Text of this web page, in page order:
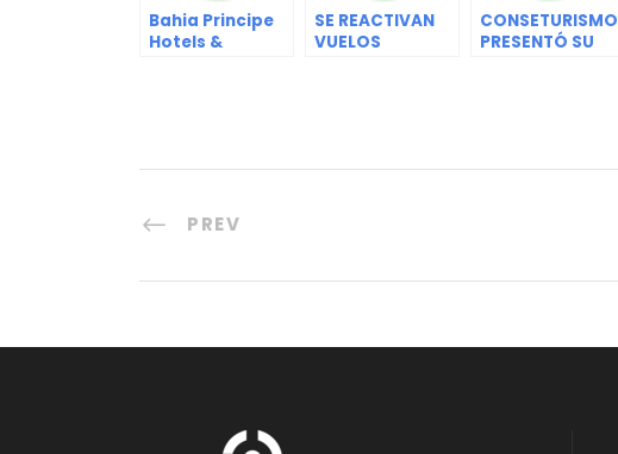
Bahia Principe
Hotels &
Safety”
SE REACTIVAN
VUELOS
CONSETURISMO
PRESENTÓ SU
PREV